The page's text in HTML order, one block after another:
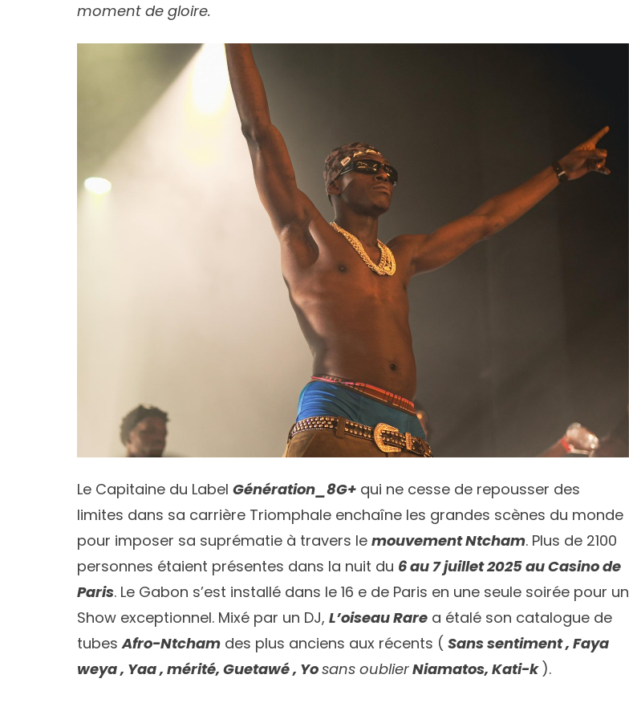
moment de gloire.
Le Capitaine du Label Génération_8G+ qui ne cesse de repousser des
limites dans sa carrière Triomphale enchaîne les grandes scènes du monde
pour imposer sa suprématie à travers le mouvement Ntcham. Plus de 2100
personnes étaient présentes dans la nuit du 6 au 7 juillet 2025 au Casino de
Paris. Le Gabon s’est installé dans le 16 e de Paris en une seule soirée pour un
Show exceptionnel. Mixé par un DJ, L’oiseau Rare a étalé son catalogue de
tubesAfro-Ntcham des plus anciens aux récents ( Sans sentiment , Faya
weya , Yaa , mérité, Guetawé , Yosans oublierNiamatos, Kati-k ).